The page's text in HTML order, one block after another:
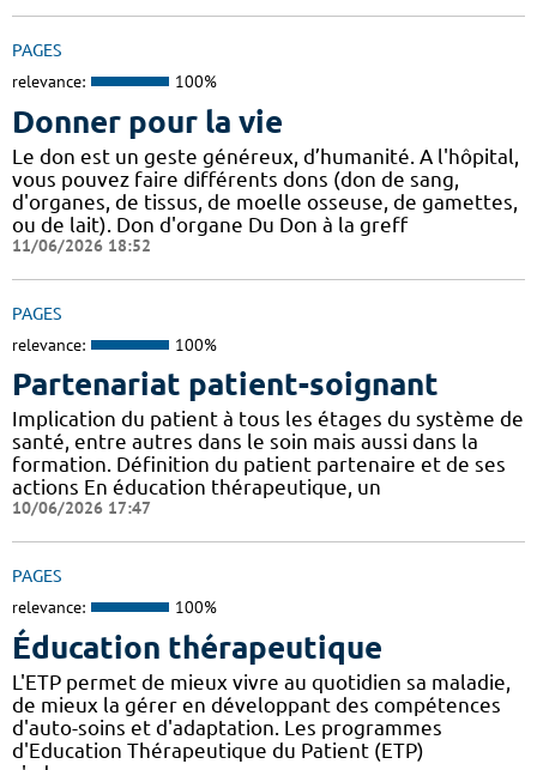
PAGES
relevance: 100%
Donner pour la vie
Le don est un geste généreux, d’humanité. A l'hôpital,
vous pouvez faire différents dons (don de sang,
d'organes, de tissus, de moelle osseuse, de gamettes,
ou de lait). Don d'organe Du Don à la greff
11/06/2026 18:52
PAGES
relevance: 100%
Partenariat patient-soignant
Implication du patient à tous les étages du système de
santé, entre autres dans le soin mais aussi dans la
formation. Définition du patient partenaire et de ses
actions En éducation thérapeutique, un
10/06/2026 17:47
PAGES
relevance: 100%
Éducation thérapeutique
L'ETP permet de mieux vivre au quotidien sa maladie,
de mieux la gérer en développant des compétences
d'auto-soins et d'adaptation. Les programmes
d'Education Thérapeutique du Patient (ETP)